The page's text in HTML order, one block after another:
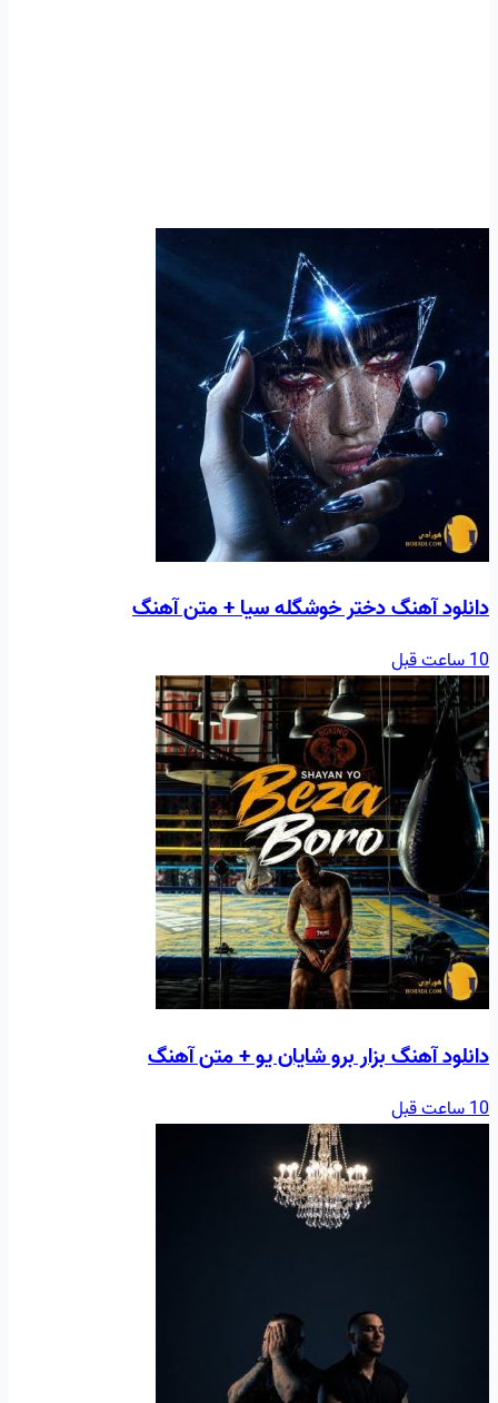
دانلود آهنگ دختر خوشگله سیا + متن آهنگ
10 ساعت قبل
دانلود آهنگ بزار برو شایان یو + متن آهنگ
10 ساعت قبل